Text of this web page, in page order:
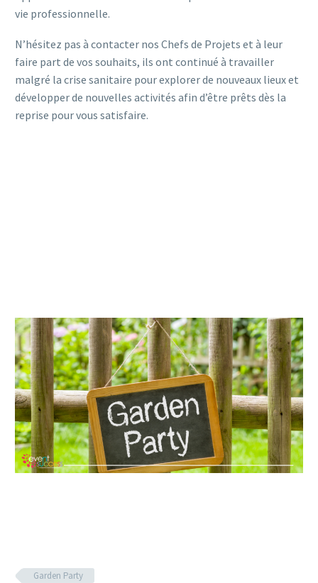
vie professionnelle.
N’hésitez pas à contacter nos Chefs de Projets et à leur
faire part de vos souhaits, ils ont continué à travailler
malgré la crise sanitaire pour explorer de nouveaux lieux et
développer de nouvelles activités afin d’être prêts dès la
reprise pour vous satisfaire.
Garden Party